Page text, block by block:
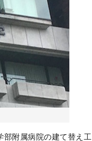
附属病院の建て替え工